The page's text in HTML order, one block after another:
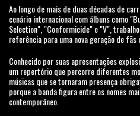
Ao longo de mais de duas décadas de
cenário internacional com álbuns como
Selection", "Conformicide" e "V",
referência para uma nova geração de fãs
Conhecido por suas apresentações
um repertório que percorre diferentes
músicas que se tornaram presença
porque a banda figura entre os nomes
contemporâneo.